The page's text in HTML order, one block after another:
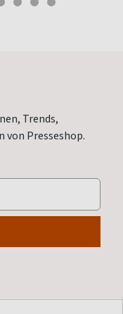
Trends,
von Presseshop.